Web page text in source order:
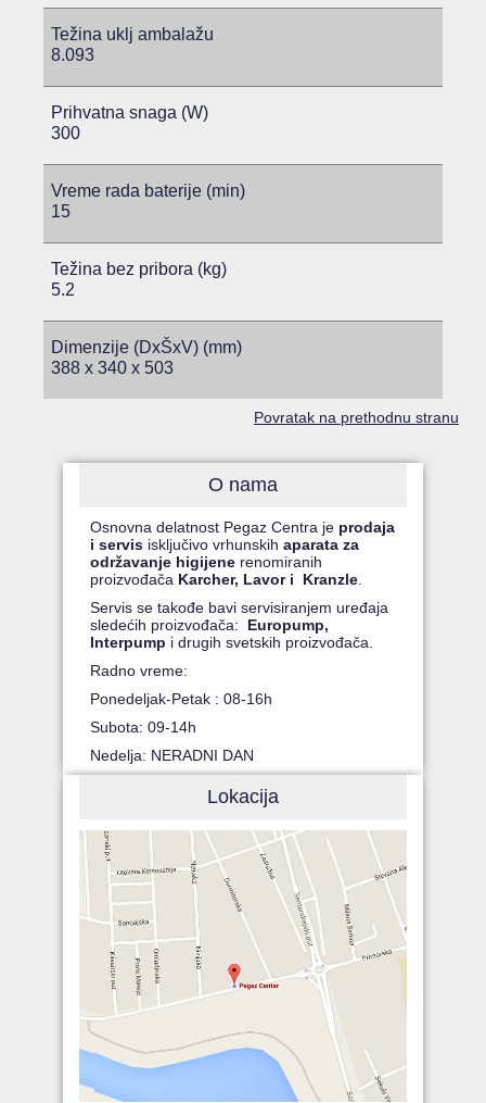
Težina uklj ambalažu
8.093
Prihvatna snaga (W)
300
Vreme rada baterije (min)
15
Težina bez pribora (kg)
5.2
Dimenzije (DxŠxV) (mm)
388 x 340 x 503
Povratak na prethodnu stranu
O nama
Osnovna delatnost Pegaz Centra je prodaja
i servis isključivo vrhunskihaparata za
održavanje higijene renomiranih
proizvođača Karcher, Lavor i Kranzle.
Servis se takođe bavi servisiranjem uređaja
sledećih proizvođača: Europump,
Interpump i drugih svetskih proizvođača.
Radno vreme:
Ponedeljak-Petak : 08-16h
Subota: 09-14h
Nedelja: NERADNI DAN
Lokacija